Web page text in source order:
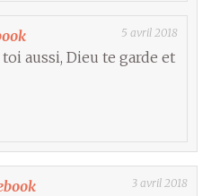
5 avril 2018
aussi, Dieu te garde et
3 avril 2018